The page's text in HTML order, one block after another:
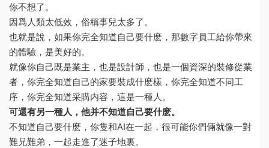
你不想了。
因爲人類太低效，俗稱事兒太多了。
也就是說，如果你完全知道自己要什麽，那數字員工給你帶來
的體驗，是美好的。
就像你自己既是業主，也是設計師，也是一個資深的裝修從業
者，你完全知道自己的家要裝成什麽樣，你完全知道不同工
序，你完全知道采購内容，這是一種人。
可還有另一種人，他并不知道自己要什麽。
不知道自己要什麽，你隻和AI在一起，很可能你們倆就像一對
難兄難弟，一起走進了迷子地裏。